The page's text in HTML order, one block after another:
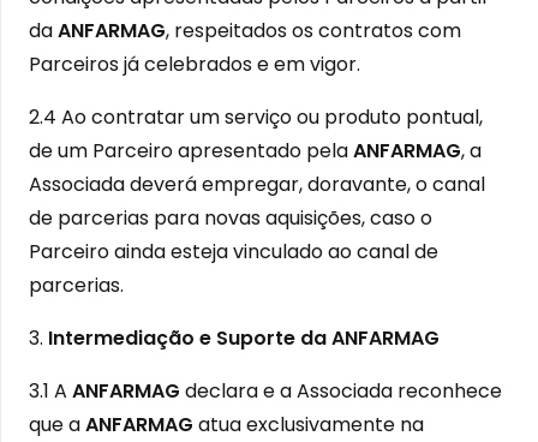
daANFARMAG, respeitados os contratos com
Parceiros já celebrados e em vigor.
2.4 Ao contratar um serviço ou produto pontual,
de um Parceiro apresentado pelaANFARMAG, a
Associada deverá empregar, doravante, o canal
de parcerias para novas aquisições, caso o
Parceiro ainda esteja vinculado ao canal de
parcerias.
3. Intermediação e Suporte da ANFARMAG
3.1 A ANFARMAG declara e a Associada reconhece
que aANFARMAG atua exclusivamente na